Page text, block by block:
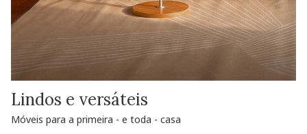
Lindos e versáteis
Móveis para a primeira - e toda - casa